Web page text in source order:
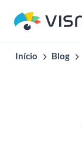
Início Blog